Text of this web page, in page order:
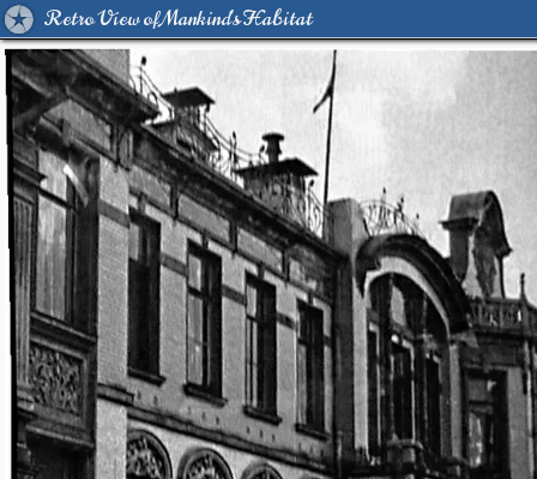
Retro View of Mankind's Habitat